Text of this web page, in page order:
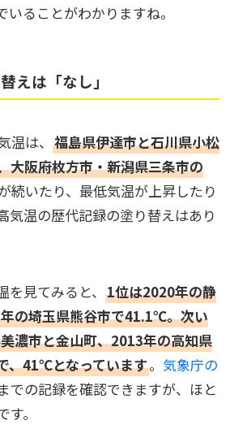
ることがわかりますね。
えは「なし」
温は、 福島県伊達市と石川県小松
大阪府枚方市・新潟県三条市の
続いたり、最低気温が上昇したり
気温の歴代記録の塗り替えはあり
見てみると、 1位は2020年の静
の埼玉県熊谷市で41.1℃。次い
濃市と金山町、2013年の高知県
、41℃となっています。 気象庁の
での記録を確認できますが、ほと
。